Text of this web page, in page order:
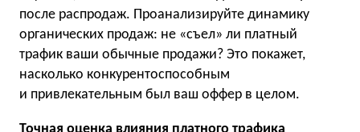
после распродаж. Проанализируйте динамику
органических продаж: не «съел» ли платный
трафик ваши обычные продажи? Это покажет,
насколько конкурентоспособным
и привлекательным был ваш оффер в целом.